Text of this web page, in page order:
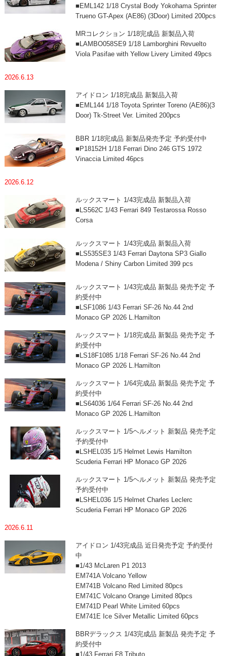
■EML142 1/18 Crystal Body Yokohama Sprinter
Trueno GT-Apex (AE86) (3Door) Limited 200pcs
MRコレクション 1/18完成品 新製品入荷
■LAMBO058SE9 1/18 Lamborghini Revuelto
Viola Pasifae with Yellow Livery Limited 49pcs
2026.6.13
アイドロン 1/18完成品 新製品入荷
■EML144 1/18 Toyota Sprinter Toreno (AE86)(3
Door) Tk-Street Ver. Limited 200pcs
BBR 1/18完成品 新製品発売予定 予約受付中
■P18152H 1/18 Ferrari Dino 246 GTS 1972
Vinaccia Limited 46pcs
2026.6.12
ルックスマート 1/43完成品 新製品入荷
■LS562C 1/43 Ferrari 849 Testarossa Rosso
Corsa
ルックスマート 1/43完成品 新製品入荷
■LS535SE3 1/43 Ferrari Daytona SP3 Giallo
Modena / Shiny Carbon Limited 399 pcs
ルックスマート 1/43完成品 新製品 発売予定 予
約受付中
■LSF1086 1/43 Ferrari SF-26 No.44 2nd
Monaco GP 2026 L.Hamilton
ルックスマート 1/18完成品 新製品 発売予定 予
約受付中
■LS18F1085 1/18 Ferrari SF-26 No.44 2nd
Monaco GP 2026 L.Hamilton
ルックスマート 1/64完成品 新製品 発売予定 予
約受付中
■LS64036 1/64 Ferrari SF-26 No.44 2nd
Monaco GP 2026 L.Hamilton
ルックスマート 1/5ヘルメット 新製品 発売予定
予約受付中
■LSHEL035 1/5 Helmet Lewis Hamilton
Scuderia Ferrari HP Monaco GP 2026
ルックスマート 1/5ヘルメット 新製品 発売予定
予約受付中
■LSHEL036 1/5 Helmet Charles Leclerc
Scuderia Ferrari HP Monaco GP 2026
2026.6.11
アイドロン 1/43完成品 近日発売予定 予約受付
中
■1/43 McLaren P1 2013
EM741A Volcano Yellow
EM741B Volcano Red Limited 80pcs
EM741C Volcano Orange Limited 80pcs
EM741D Pearl White Limited 60pcs
EM741E Ice Silver Metallic Limited 60pcs
BBRデラックス 1/43完成品 新製品 発売予定 予
約受付中
■1/43 Ferrari F8 Tributo